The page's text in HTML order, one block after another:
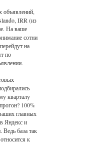
объявлений,
IRR (из
На ваше
сотни
на
по
кварталу
100%
главных
Яндекс и
Ведь база так
к